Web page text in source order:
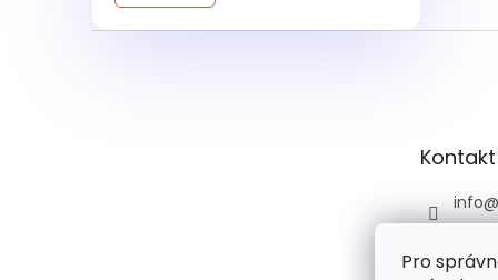
Pro
Kontakt
info@
+420